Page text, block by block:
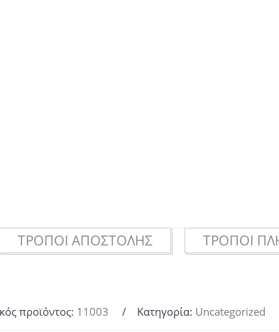
ΤΡΌΠΟΙ ΑΠΟΣΤΟΛΉΣ ΤΡΌΠΟΙ
προϊόντος: 11003 Κατηγορία: Uncategorized